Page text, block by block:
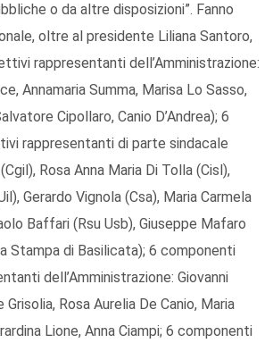
o da altre disposizioni”. Fanno
oltre al presidente Liliana Santoro,
rappresentanti dell’Amministrazione:
Annamaria Summa, Marisa Lo Sasso,
Cipollaro, Canio D’Andrea); 6
rappresentanti di parte sindacale
Rosa Anna Maria Di Tolla (Cisl),
Gerardo Vignola (Csa), Maria Carmela
Baffari (Rsu Usb), Giuseppe Mafaro
Stampa di Basilicata); 6 componenti
dell’Amministrazione: Giovanni
Grisolia, Rosa Aurelia De Canio, Maria
Lione, Anna Ciampi; 6 componenti